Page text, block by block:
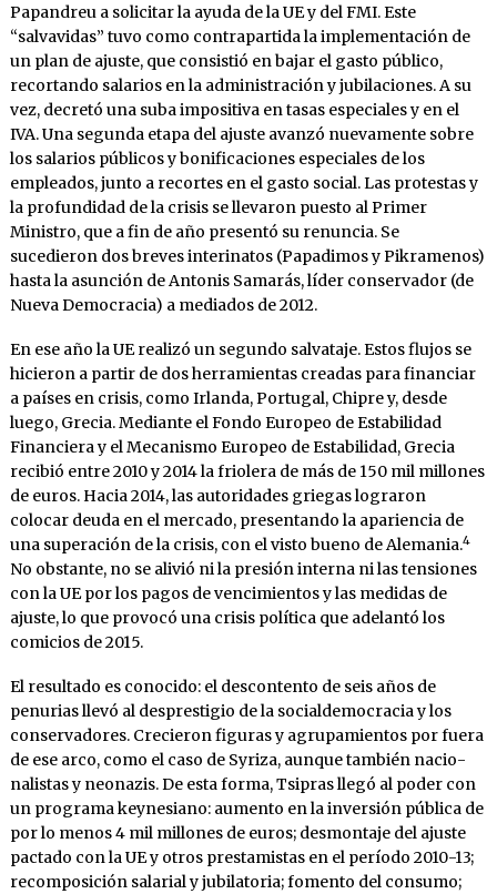
Papan­dreu a solicitar la ayuda de la UE y del FMI. Este
“salvavidas” tuvo como contrapartida la implementación de
un plan de ajuste, que con­sistió en bajar el gasto público,
recortando sa­larios en la administración y jubilaciones. A su
vez, decretó una suba impositiva en tasas espe­ciales y en el
IVA. Una segunda etapa del ajuste avanzó nuevamente sobre
los salarios públicos y bonificaciones especiales de los
empleados, junto a recortes en el gasto social. Las protestas y
la profundidad de la crisis se llevaron puesto al Primer
Ministro, que a fin de año presentó su renuncia. Se
sucedieron dos breves interina­tos (Papadimos y Pikramenos)
hasta la asun­ción de Antonis Samarás, líder conservador (de
Nueva Democracia) a mediados de 2012.
En ese año la UE realizó un segundo salvataje. Estos flujos se
hicieron a partir de dos herra­mientas creadas para financiar
a países en crisis, como Irlanda, Portugal, Chipre y, desde
luego, Grecia. Mediante el Fondo Europeo de Estabi­lidad
Financiera y el Mecanismo Europeo de Estabilidad, Grecia
recibió entre 2010 y 2014 la friolera de más de 150 mil millones
de euros. Hacia 2014, las autoridades griegas lograron
colocar deuda en el mercado, presentando la apariencia de
una superación de la crisis, con el visto bueno de Alemania.4
No obstante, no se alivió ni la presión interna ni las tensiones
con la UE por los pagos de vencimientos y las me­didas de
ajuste, lo que provocó una crisis polí­tica que adelantó los
comicios de 2015.
El resultado es conocido: el descontento de seis años de
penurias llevó al desprestigio de la so­cialdemocracia y los
conservadores. Crecieron figuras y agrupamientos por fuera
de ese arco, como el caso de Syriza, aunque también nacio­
nalistas y neonazis. De esta forma, Tsipras lle­gó al poder con
un programa keynesiano: au­mento en la inversión pública de
por lo menos 4 mil millones de euros; desmontaje del ajuste
pactado con la UE y otros prestamistas en el período 2010-13;
recomposición salarial y ju­bilatoria; fomento del consumo;